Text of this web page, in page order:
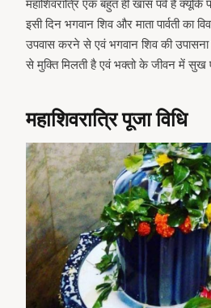
महाशिवरात्रि एक बहुत ही खास पर्व है
इसी दिन भगवान शिव और माता पार्वती का
उपवास करने से एवं भगवान शिव की
से मुक्ति मिलती है एवं भक्तो के जीवन में सुख
महाशिवरात्रि पूजा विधि